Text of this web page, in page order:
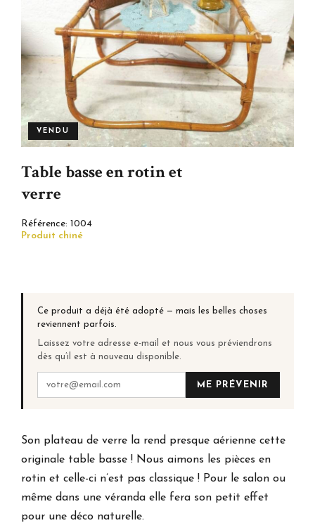
VENDU
Table basse en rotin et
verre
Référence: 1004
Produit chiné
Ce produit a déjà été adopté — mais les belles choses
reviennent parfois.
Laissez votre adresse e-mail et nous vous préviendrons
dès qu’il est à nouveau disponible.
ME PRÉVENIR
Son plateau de verre la rend presque aérienne cette
originale table basse ! Nous aimons les pièces en
rotin et celle-ci n’est pas classique ! Pour le salon ou
même dans une véranda elle fera son petit effet
pour une déco naturelle.